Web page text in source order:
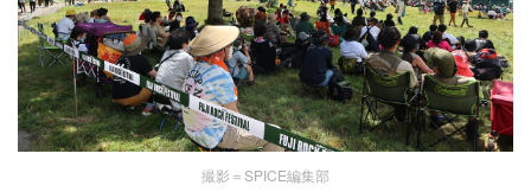
撮影＝SPICE編集部